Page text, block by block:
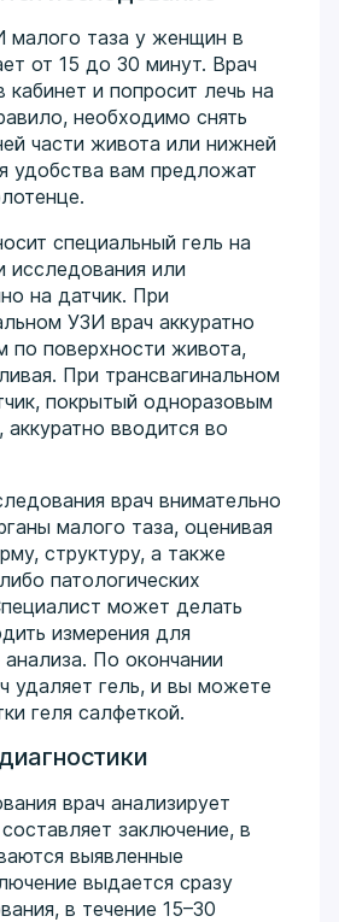
малого таза у женщин в
от 15 до 30 минут. Врач
кабинет и попросит лечь на
необходимо снять
части живота или нижней
удобства вам предложат
специальный гель на
исследования или
на датчик. При
УЗИ врач аккуратно
по поверхности живота,
При трансвагинальном
покрытый одноразовым
аккуратно вводится во
врач внимательно
малого таза, оценивая
структуру, а также
патологических
может делать
измерения для
По окончании
удаляет гель, и вы можете
геля салфеткой.
врач анализирует
заключение, в
выявленные
выдается сразу
в течение 15–30